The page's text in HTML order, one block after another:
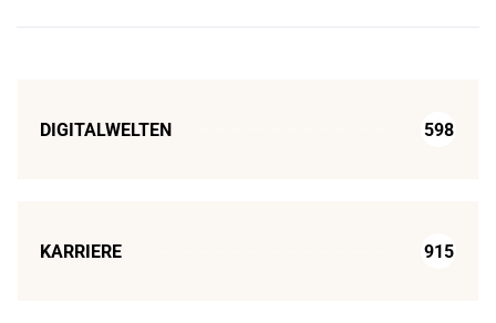
DIGITALWELTEN 598
KARRIERE 915